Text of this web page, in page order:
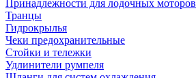
Принадлежности для лодочных моторов
Транцы
Гидрокрылья
Чеки предохранительные
Стойки и тележки
Удлинители румпеля